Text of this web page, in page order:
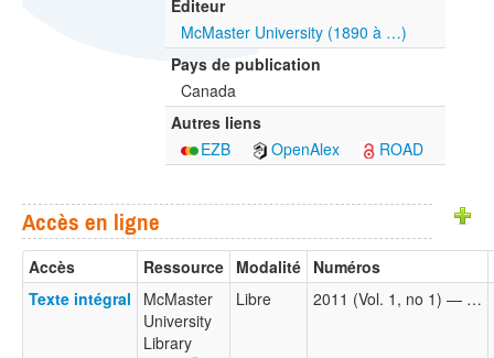
Éditeur
McMaster University (1890 à …)
Pays de publication
Canada
Autres liens
EZB
OpenAlex ROAD
Accès en ligne
Accès Ressource Modalité Numéros
Texte intégral
McMaster
University
Library
Libre 2011 (Vol. 1, no 1) — …